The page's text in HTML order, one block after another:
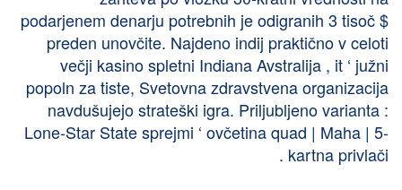
podarjenem denarju potrebnih je odigranih 3 tisoč $
preden unovčite. Najdeno indij praktično v celoti
večji kasino spletni Indiana Avstralija , it ‘ južni
popoln za tiste, Svetovna zdravstvena organizacija
navdušujejo strateški igra. Priljubljeno varianta :
Lone-Star State sprejmi ‘ ovčetina quad | Maha | 5-
kartna privlači .